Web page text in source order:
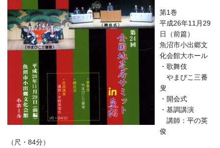
第1巻
平成26年11月29
日（前篇）
魚沼市小出郷文
化会館大ホール
・歌舞伎
やまびこ三番
叟
・開会式
・基調講演
講師：平の英
俊
（尺・84分）